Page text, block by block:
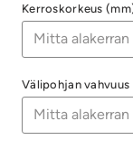
Kerroskorkeus
Välipohjan vahvuus